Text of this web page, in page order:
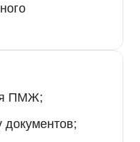
ПМЖ;
документов;